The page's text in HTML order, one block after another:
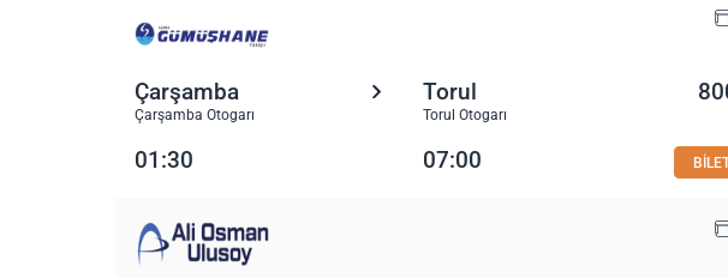
Çarşamba
Çarşamba Otogarı
Torul
Torul Otogarı
01:30 07:00